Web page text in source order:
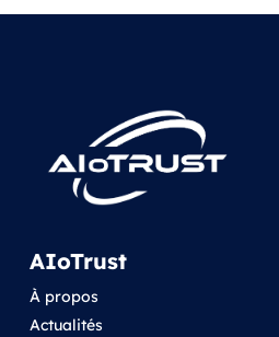
AIoTrust
À propos
Actualités